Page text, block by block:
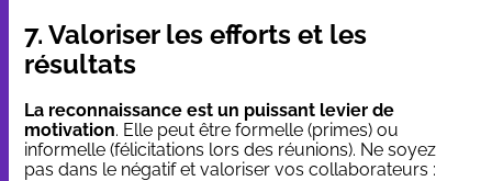
7. Valoriser les efforts et les
résultats
La reconnaissance est un puissant levier de
motivation. Elle peut être formelle (primes) ou
informelle (félicitations lors des réunions). Ne soyez
pas dans le négatif et valoriser vos collaborateurs :